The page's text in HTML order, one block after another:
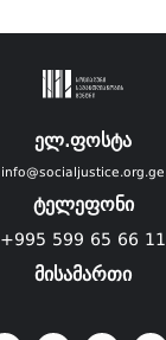
ელ.ფოსტა
info@socialjustice.org.ge
ტელეფონი
+995 599 65 66 11
მისამართი